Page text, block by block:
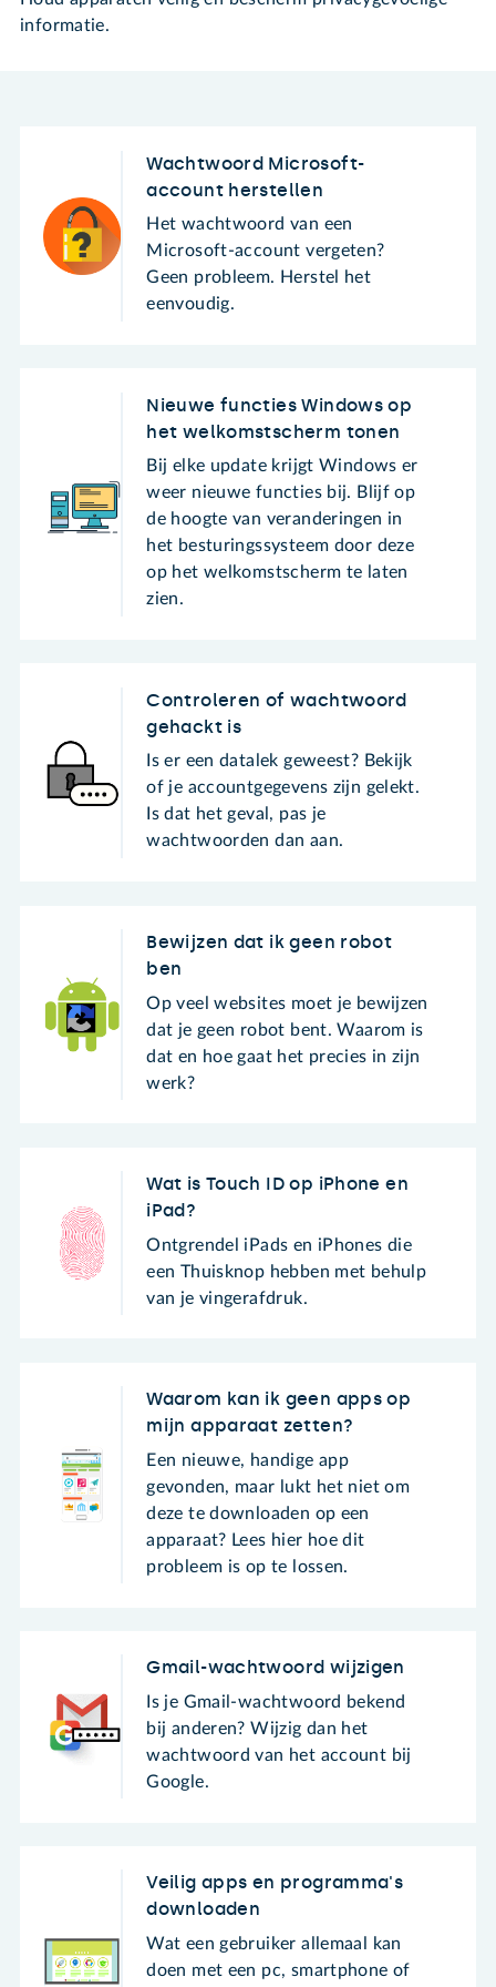
informatie.
Wachtwoord Microsoft-
account herstellen
Het wachtwoord van een
Microsoft-account vergeten?
Geen probleem. Herstel het
eenvoudig.
Nieuwe functies Windows op
het welkomstscherm tonen
Bij elke update krijgt Windows er
weer nieuwe functies bij. Blijf op
de hoogte van veranderingen in
het besturingssysteem door deze
op het welkomstscherm te laten
zien.
Controleren of wachtwoord
gehackt is
Is er een datalek geweest? Bekijk
of je accountgegevens zijn gelekt.
Is dat het geval, pas je
wachtwoorden dan aan.
Bewijzen dat ik geen robot
ben
Op veel websites moet je bewijzen
dat je geen robot bent. Waarom is
dat en hoe gaat het precies in zijn
werk?
Wat is Touch ID op iPhone en
iPad?
Ontgrendel iPads en iPhones die
een Thuisknop hebben met behulp
van je vingerafdruk.
Waarom kan ik geen apps op
mijn apparaat zetten?
Een nieuwe, handige app
gevonden, maar lukt het niet om
deze te downloaden op een
apparaat? Lees hier hoe dit
probleem is op te lossen.
Gmail-wachtwoord wijzigen
Is je Gmail-wachtwoord bekend
bij anderen? Wijzig dan het
wachtwoord van het account bij
Google.
Veilig apps en programma's
downloaden
Wat een gebruiker allemaal kan
doen met een pc, smartphone of